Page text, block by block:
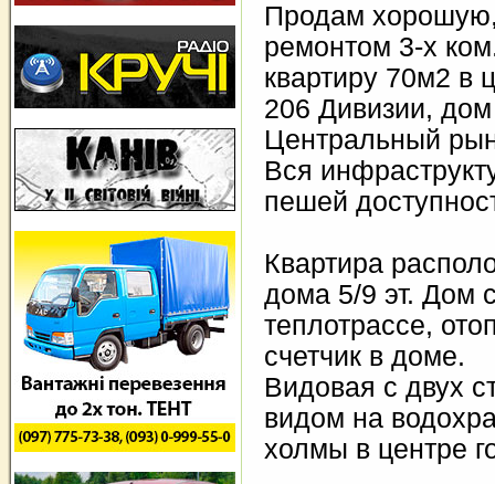
Продам
ремонтом 3-х
квартиру 70м2 в
206 Дивизии,
Центральный
Вся
пешей
Квартира
дома 5/9 эт. Дом
теплотрассе,
счетчик в доме.
Видовая с двух
видом на
холмы в центре